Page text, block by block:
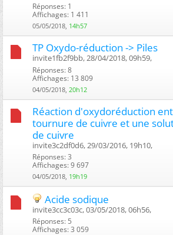
Réponses: 1
Affichages: 1 411
05/05/2018, 14h57
TP Oxydo-réduction -> Piles
invite1fb2f9bb, 28/04/2018, 09h59, ‎
Réponses: 8
Affichages: 13 809
04/05/2018, 20h12
Réaction d'oxydoréduction
tournure de cuivre et une
de cuivre
invite3c2df0d6, 29/03/2016, 19h10, ‎
Réponses: 3
Affichages: 9 697
04/05/2018, 19h19
Acide sodique
invite3cc3c03c, 03/05/2018, 06h56, ‎
Réponses: 5
Affichages: 3 059